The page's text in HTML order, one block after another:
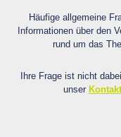
Häufige allgemeine
Informationen über den
rund um das
Ihre Frage ist nicht
unser